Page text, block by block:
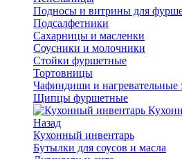
Подносы и витрины для
Подсалфетники
Сахарницы и масленки
Соусники и молочники
Стойки фуршетные
Тортовницы
Чафиндиши и нагревательные
Щипцы фуршетные
Назад
Кухонный инвентарь
Бутылки для соусов и масла